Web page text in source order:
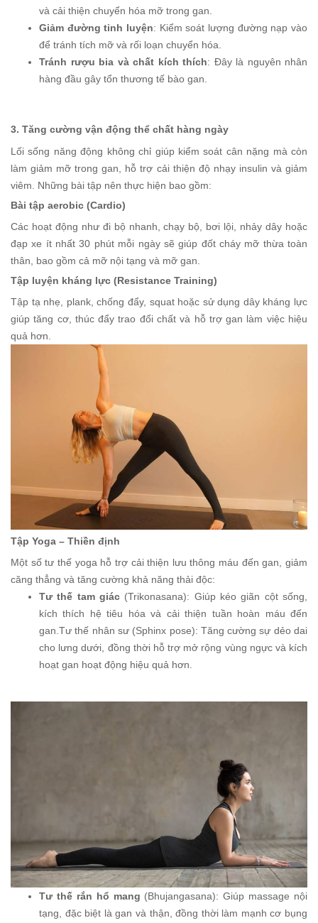
và cải thiện chuyển hóa mỡ trong gan.
Giảm đường tinh luyện: Kiểm soát lượng đường nạp vào
để tránh tích mỡ và rối loạn chuyển hóa.
Tránh rượu bia và chất kích thích: Đây là nguyên nhân
hàng đầu gây tổn thương tế bào gan.
3. Tăng cường vận động thể chất hàng ngày
Lối sống năng động không chỉ giúp kiểm soát cân nặng mà còn
làm giảm mỡ trong gan, hỗ trợ cải thiện độ nhạy insulin và giảm
viêm. Những bài tập nên thực hiện bao gồm:
Bài tập aerobic (Cardio)
Các hoạt động như đi bộ nhanh, chạy bộ, bơi lội, nhảy dây hoặc
đạp xe ít nhất 30 phút mỗi ngày sẽ giúp đốt cháy mỡ thừa toàn
thân, bao gồm cả mỡ nội tạng và mỡ gan.
Tập luyện kháng lực (Resistance Training)
Tập tạ nhẹ, plank, chống đẩy, squat hoặc sử dụng dây kháng lực
giúp tăng cơ, thúc đẩy trao đổi chất và hỗ trợ gan làm việc hiệu
quả hơn.
Tập Yoga – Thiền định
Một số tư thế yoga hỗ trợ cải thiện lưu thông máu đến gan, giảm
căng thẳng và tăng cường khả năng thải độc:
Tư thế tam giác (Trikonasana): Giúp kéo giãn cột sống,
kích thích hệ tiêu hóa và cải thiện tuần hoàn máu đến
gan.Tư thế nhân sư (Sphinx pose): Tăng cường sự dẻo dai
cho lưng dưới, đồng thời hỗ trợ mở rộng vùng ngực và kích
hoạt gan hoạt động hiệu quả hơn.
Tư thế rắn hổ mang (Bhujangasana): Giúp massage nội
tạng, đặc biệt là gan và thận, đồng thời làm mạnh cơ bụng